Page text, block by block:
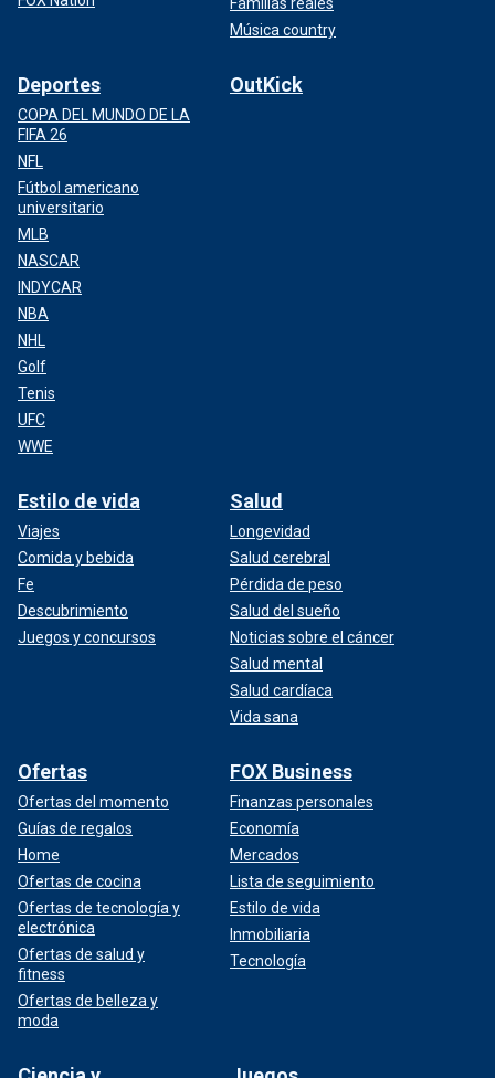
Música country
Deportes
COPA DEL MUNDO DE LA
FIFA 26
NFL
Fútbol americano
universitario
MLB
NASCAR
INDYCAR
NBA
NHL
Golf
Tenis
UFC
WWE
OutKick
Estilo de vida
Viajes
Comida y bebida
Fe
Descubrimiento
Juegos y concursos
Salud
Longevidad
Salud cerebral
Pérdida de peso
Salud del sueño
Noticias sobre el cáncer
Salud mental
Salud cardíaca
Vida sana
Ofertas
Ofertas del momento
Guías de regalos
Home
Ofertas de cocina
Ofertas de tecnología y
electrónica
Ofertas de salud y
fitness
Ofertas de belleza y
moda
FOX Business
Finanzas personales
Economía
Mercados
Lista de seguimiento
Estilo de vida
Inmobiliaria
Tecnología